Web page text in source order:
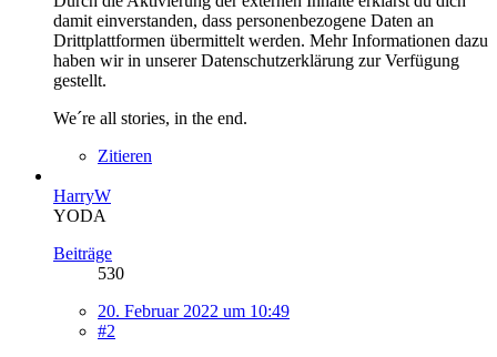
damit einverstanden, dass personenbezogene Daten an
Drittplattformen übermittelt werden. Mehr Informationen dazu
haben wir in unserer Datenschutzerklärung zur Verfügung
gestellt.
We´re all stories, in the end.
Zitieren
HarryW
YODA
Beiträge
530
20. Februar 2022 um 10:49
#2